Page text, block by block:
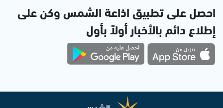
احصل على تطبيق اذاعة الشمس وكن على
إطلاع دائم بالأخبار أولاً بأول